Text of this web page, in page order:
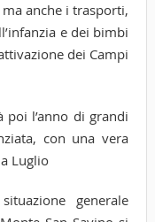
anche i trasporti,
e dei bimbi
dei Campi
poi l’anno di grandi
con una vera
Luglio
generale